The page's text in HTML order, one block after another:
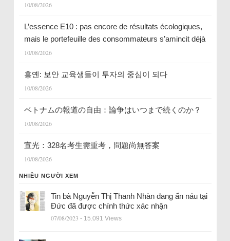
10/08/2026
L’essence E10 : pas encore de résultats écologiques,
mais le portefeuille des consommateurs s’amincit déjà
10/08/2026
흥옌: 보안 교육생들이 투자의 중심이 되다
10/08/2026
ベトナムの報道の自由：論争はいつまで続くのか？
10/08/2026
宣光：328名考生需重考，問題尚無答案
10/08/2026
NHIỀU NGƯỜI XEM
Tin bà Nguyễn Thị Thanh Nhàn đang ẩn náu tại
Đức đã được chính thức xác nhận
07/08/2023 - 15.091 Views